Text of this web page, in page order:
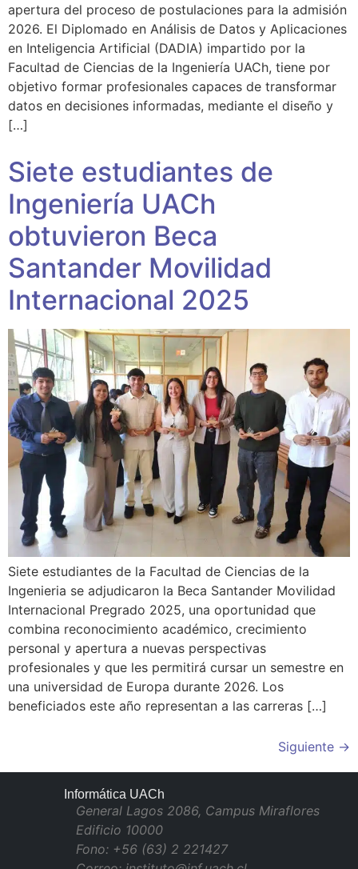
apertura del proceso de postulaciones para la admisión
2026. El Diplomado en Análisis de Datos y Aplicaciones
en Inteligencia Artificial (DADIA) impartido por la
Facultad de Ciencias de la Ingeniería UACh, tiene por
objetivo formar profesionales capaces de transformar
datos en decisiones informadas, mediante el diseño y
[…]
Siete estudiantes de
Ingeniería UACh
obtuvieron Beca
Santander Movilidad
Internacional 2025
Siete estudiantes de la Facultad de Ciencias de la
Ingenieria se adjudicaron la Beca Santander Movilidad
Internacional Pregrado 2025, una oportunidad que
combina reconocimiento académico, crecimiento
personal y apertura a nuevas perspectivas
profesionales y que les permitirá cursar un semestre en
una universidad de Europa durante 2026. Los
beneficiados este año representan a las carreras […]
Siguiente →
Informática UACh
General Lagos 2086, Campus Miraflores
Edificio 10000
Fono: +56 (63) 2 221427